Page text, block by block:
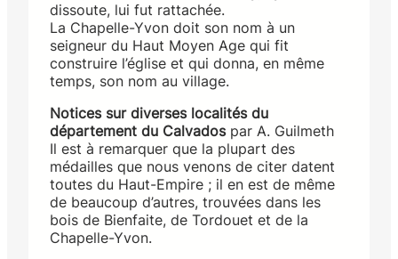
dissoute, lui fut rattachée.
La Chapelle-Yvon doit son nom à un
seigneur du Haut Moyen Age qui fit
construire l’église et qui donna, en même
temps, son nom au village.
Notices sur diverses localités du
département du Calvadospar A. Guilmeth
Il est à remarquer que la plupart des
médailles que nous venons de citer datent
toutes du Haut-Empire ; il en est de même
de beaucoup d’autres, trouvées dans les
bois de Bienfaite, de Tordouet et de la
Chapelle-Yvon.